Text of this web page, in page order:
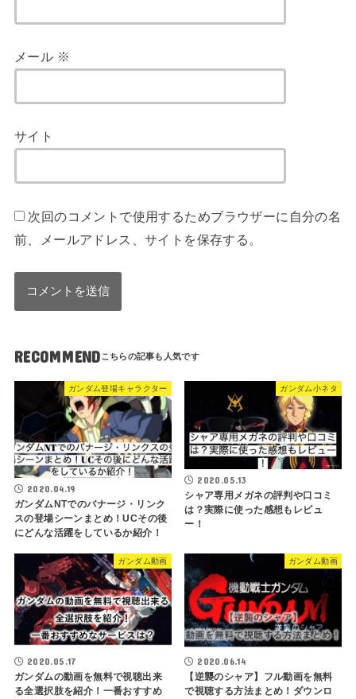
メール ※
サイト
次回のコメントで使用するためブラウザーに自分の名
前、メールアドレス、サイトを保存する。
RECOMMEND
ガンダム登場キャラクター
2020.04.19
ガンダムNTでのバナージ・リンク
スの登場シーンまとめ！UCその後
にどんな活躍をしているか紹介！
ガンダム小ネタ
2020.05.13
シャア専用メガネの評判や口コミ
は？実際に使った感想もレビュ
ー！
ガンダム動画
2020.05.17
ガンダムの動画を無料で視聴出来
る全選択肢を紹介！一番おすすめ
ガンダム動画
2020.06.14
【逆襲のシャア】フル動画を無料
で視聴する方法まとめ！ダウンロ